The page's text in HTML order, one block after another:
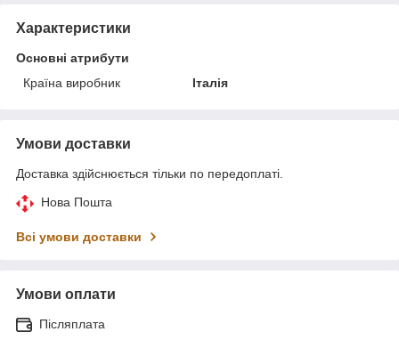
Характеристики
Основні атрибути
Країна виробник
Італія
Умови доставки
Доставка здійснюється тільки по передоплаті.
Нова Пошта
Всі умови доставки
Умови оплати
Післяплата